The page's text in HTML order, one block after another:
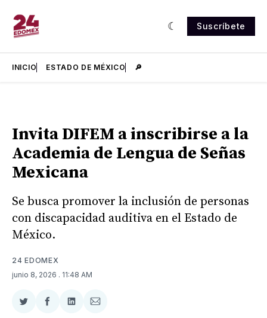
Suscríbete
INICIO ESTADO DE MÉXICO 🔎
Invita DIFEM a inscribirse a la
Academia de Lengua de Señas
Mexicana
Se busca promover la inclusión de personas
con discapacidad auditiva en el Estado de
México.
24 EDOMEX
junio 8, 2026 . 11:48 AM
CompartirCompartir
CompartirCompartir